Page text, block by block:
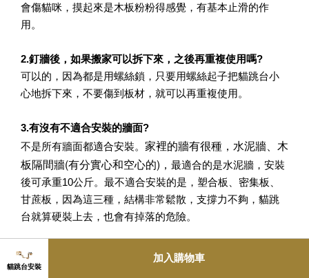
貓跳台安裝
加入購物車
會傷貓咪，摸起來是木板粉粉得感覺，有基本止滑的作
用。
2.釘牆後，如果搬家可以拆下來，之後再重複使用嗎?
可以的，因為都是用螺絲鎖，只要用螺絲起子把貓跳台小
心地拆下來，不要傷到板材，就可以再重複使用。
3.有沒有不適合安裝的牆面?
不是所有牆面都適合安裝。 家裡的牆有很種，水泥牆、木
板隔間牆(有分實心和空心的)， 最適合的是水泥牆，安裝
後可承重10公斤。最不適合安裝的是，塑合板、密集板、
甘蔗板，因為這三種，結構非常鬆散，支撐力不夠，貓跳
台就算硬裝上去，也會有掉落的危險。
其他牆面，例如矽酸鈣板、石膏牆、木芯版等等，是需要
評估後才能確認的，最好是厚度要9mm以上，並且用金屬